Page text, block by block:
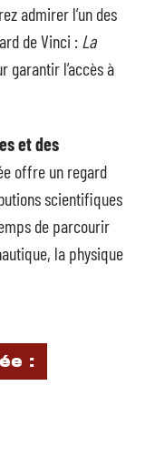
admirer l’un des
de Vinci : La
garantir l’accès à
et des
offre un regard
scientifiques
de parcourir
la physique
: